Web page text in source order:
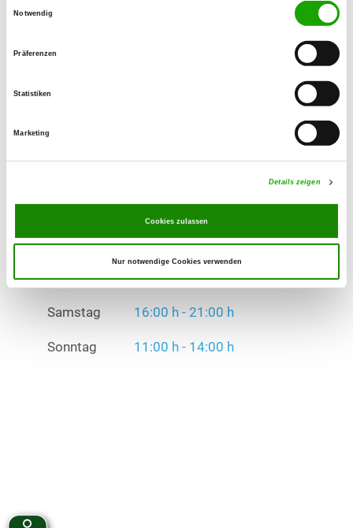
Notwendig
Präferenzen
Statistiken
Marketing
Details zeigen
Cookies zulassen
Nur notwendige Cookies verwenden
Homepage:
Faehrte, Unterordnung, Schutzdienst
Übungszeiten im Sommer:
11:00 h - 14:00 h
Übungszeiten im Winter:
Mittwoch 17:00 h - 21:00 h
Samstag 16:00 h - 21:00 h
Sonntag 11:00 h - 14:00 h